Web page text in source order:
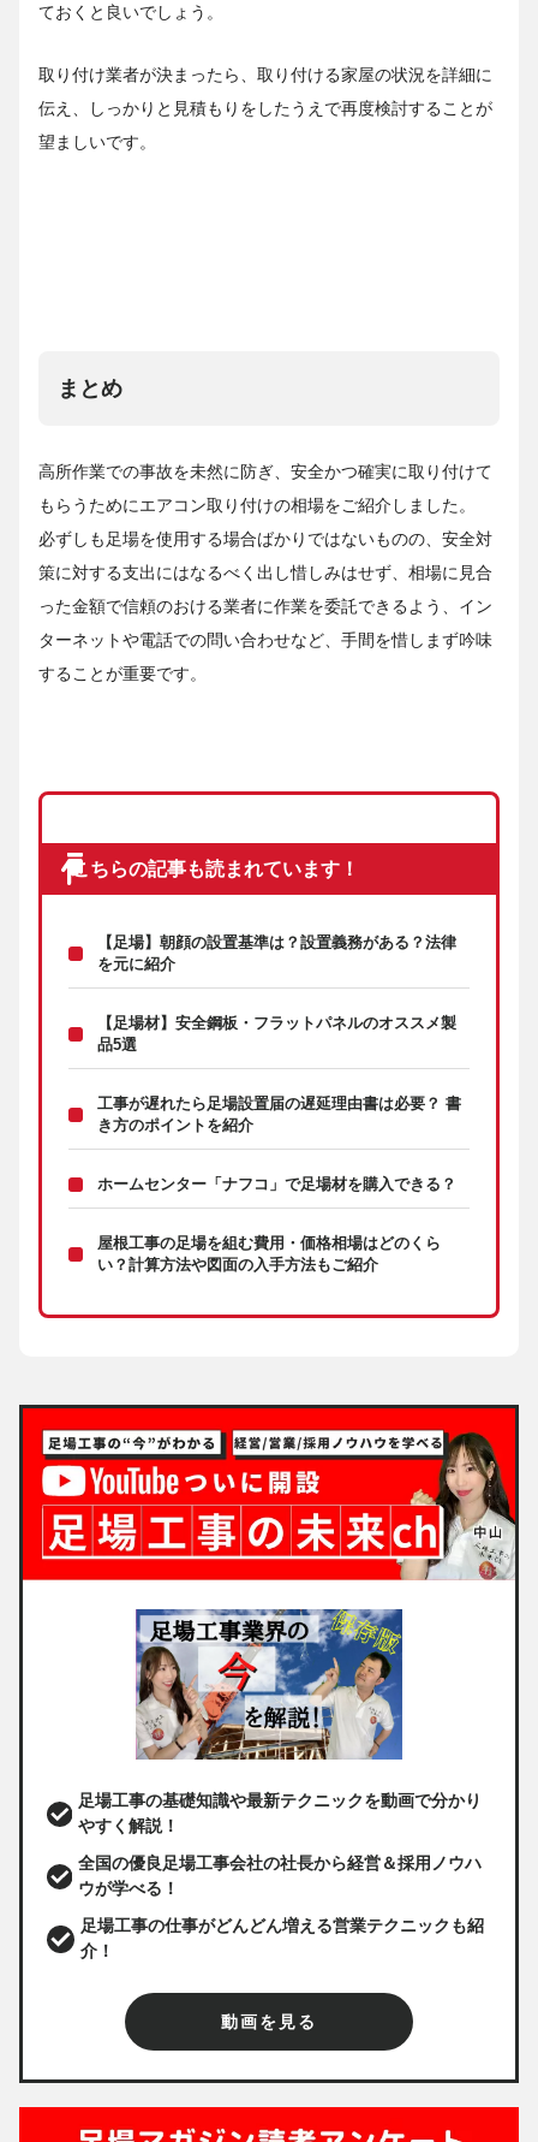
ておくと良いでしょう。
取り付け業者が決まったら、取り付ける家屋の状況を詳細に
伝え、しっかりと見積もりをしたうえで再度検討することが
望ましいです。
まとめ
高所作業での事故を未然に防ぎ、安全かつ確実に取り付けて
もらうためにエアコン取り付けの相場をご紹介しました。
必ずしも足場を使用する場合ばかりではないものの、安全対
策に対する支出にはなるべく出し惜しみはせず、相場に見合
った金額で信頼のおける業者に作業を委託できるよう、イン
ターネットや電話での問い合わせなど、手間を惜しまず吟味
することが重要です。
こちらの記事も読まれています！
【足場】朝顔の設置基準は？設置義務がある？法律
を元に紹介
【足場材】安全鋼板・フラットパネルのオススメ製
品5選
工事が遅れたら足場設置届の遅延理由書は必要？ 書
き方のポイントを紹介
ホームセンター「ナフコ」で足場材を購入できる？
屋根工事の足場を組む費用・価格相場はどのくら
い？計算方法や図面の入手方法もご紹介
足場工事の基礎知識や最新テクニックを動画で分かり
やすく解説！
全国の優良足場工事会社の社長から経営＆採用ノウハ
ウが学べる！
足場工事の仕事がどんどん増える営業テクニックも紹
介！
動画を見る